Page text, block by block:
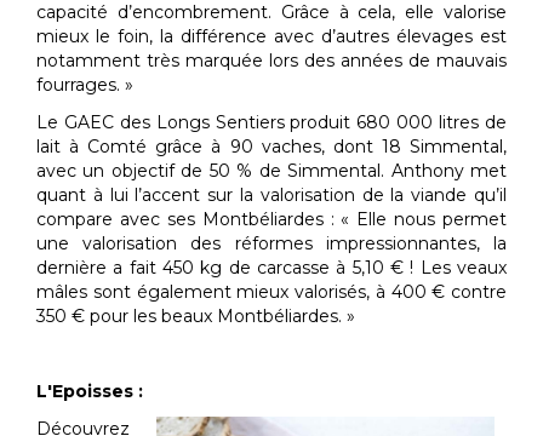
capacité d’encombrement. Grâce à cela, elle valorise
mieux le foin, la différence avec d’autres élevages est
notamment très marquée lors des années de mauvais
fourrages. »
Le GAEC des Longs Sentiers produit 680 000 litres de
lait à Comté grâce à 90 vaches, dont 18 Simmental,
avec un objectif de 50 % de Simmental. Anthony met
quant à lui l’accent sur la valorisation de la viande qu’il
compare avec ses Montbéliardes : « Elle nous permet
une valorisation des réformes impressionnantes, la
dernière a fait 450 kg de carcasse à 5,10 € ! Les veaux
mâles sont également mieux valorisés, à 400 € contre
350 € pour les beaux Montbéliardes. »
L'Epoisses :
Découvrez